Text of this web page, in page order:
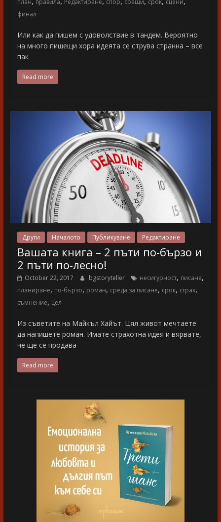
финал
Или как да пишем с удоволствие в тандем. Вероятно
на много пишещи хора идеята се струва странна – все
пак
Read more
Други Началото Публикуване Редактиране
Вашата книга – 2 пъти по-бързо и
2 пъти по-лесно!
October 22, 2017 bgstoryteller несигурност, писане,
планиране, по-бързо, роман, среда за писане, срок, страх,
съмнение, цел
Из съветите на Майкъл Хайът. Цял живот мечтаете
да напишете роман. Имате страхотна идея и вярвате,
че ще се продава
Read more